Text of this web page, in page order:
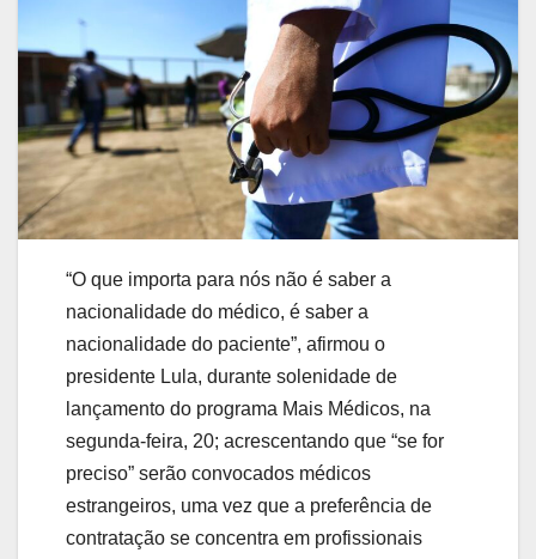
“O que importa para nós não é saber a
nacionalidade do médico, é saber a
nacionalidade do paciente”, afirmou o
presidente Lula, durante solenidade de
lançamento do programa Mais Médicos, na
segunda-feira, 20; acrescentando que “se for
preciso” serão convocados médicos
estrangeiros, uma vez que a preferência de
contratação se concentra em profissionais